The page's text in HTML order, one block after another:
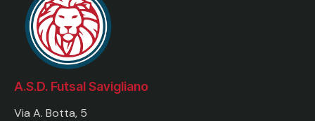
A.S.D. Futsal Savigliano
Via A. Botta, 5